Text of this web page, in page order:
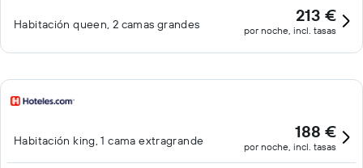
Habitación queen, 2 camas grandes 213 €
por noche, incl. tasas
Habitación king, 1 cama extragrande 188 €
por noche, incl. tasas